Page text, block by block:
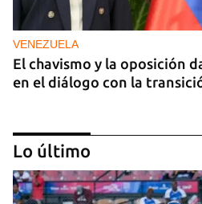
VENEZUELA
El chavismo y la oposición
en el diálogo con la
Lo último